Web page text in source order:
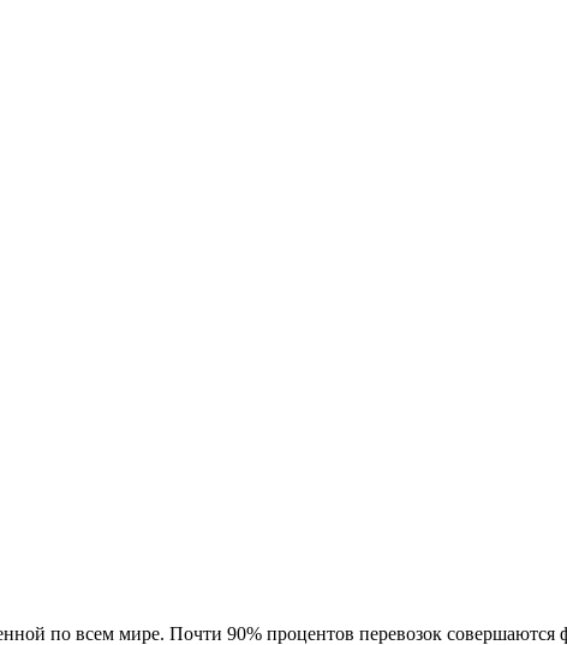
по всем мире. Почти 90% процентов перевозок